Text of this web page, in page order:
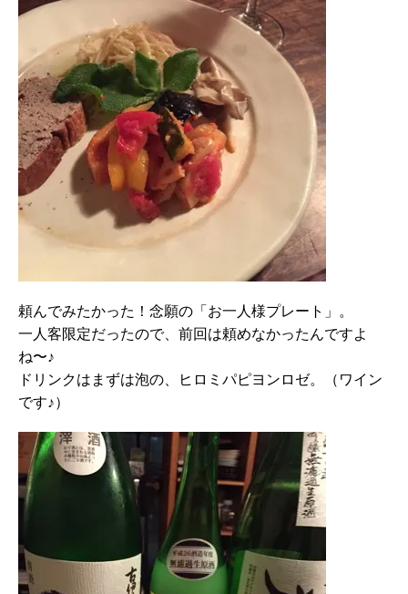
頼んでみたかった！念願の「お一人様プレート」。
一人客限定だったので、前回は頼めなかったんですよ
ね〜♪
ドリンクはまずは泡の、ヒロミパピヨンロゼ。（ワイン
です♪）